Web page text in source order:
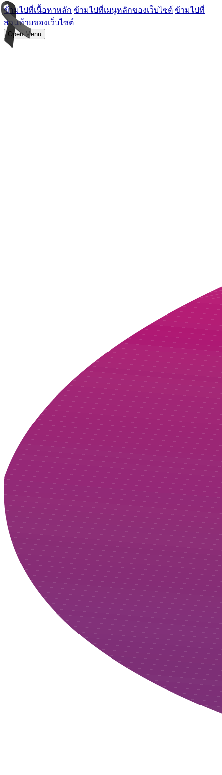
ข้ามไปที่เนื้อหาหลัก ข้ามไปที่เมนูหลักของเว็บไซต์ ข้ามไปที่
ส่วนท้ายของเว็บไซต์
Open Menu